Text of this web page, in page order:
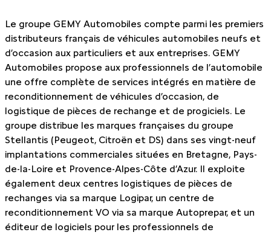
Le groupe GEMY Automobiles compte parmi les premiers
distributeurs français de véhicules automobiles neufs et
d’occasion aux particuliers et aux entreprises. GEMY
Automobiles propose aux professionnels de l’automobile
une offre complète de services intégrés en matière de
reconditionnement de véhicules d’occasion, de
logistique de pièces de rechange et de progiciels. Le
groupe distribue les marques françaises du groupe
Stellantis (Peugeot, Citroën et DS) dans ses vingt-neuf
implantations commerciales situées en Bretagne, Pays-
de-la-Loire et Provence-Alpes-Côte d’Azur. Il exploite
également deux centres logistiques de pièces de
rechanges via sa marque Logipar, un centre de
reconditionnement VO via sa marque Autoprepar, et un
éditeur de logiciels pour les professionnels de